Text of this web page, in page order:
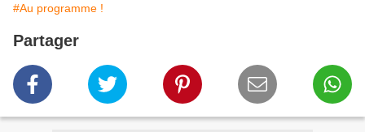
#Au programme !
Partager